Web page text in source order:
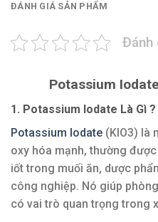
ĐÁNH GIÁ SẢN PHẨM
Đánh
Potassium
1. Potassium Iodate Là Gì ?
Potassium Iodate (KIO3) là
oxy hóa mạnh, thường
iốt trong muối ăn, dược
công nghiệp. Nó giúp
có vai trò quan trọng trong